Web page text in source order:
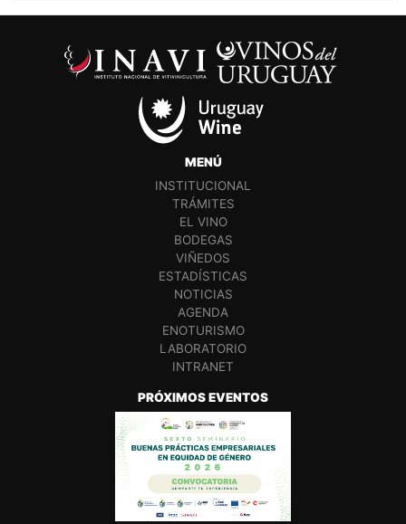
MENÚ
INSTITUCIONAL
TRÁMITES
EL VINO
BODEGAS
VIÑEDOS
ESTADÍSTICAS
NOTICIAS
AGENDA
ENOTURISMO
LABORATORIO
INTRANET
PRÓXIMOS EVENTOS